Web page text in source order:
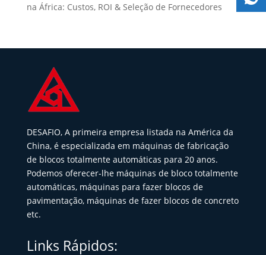
na África: Custos, ROI & Seleção de Fornecedores
DESAFIO, A primeira empresa listada na América da
China, é especializada em máquinas de fabricação
de blocos totalmente automáticas para 20 anos.
Podemos oferecer-lhe máquinas de bloco totalmente
automáticas, máquinas para fazer blocos de
pavimentação, máquinas de fazer blocos de concreto
etc.
Links Rápidos: